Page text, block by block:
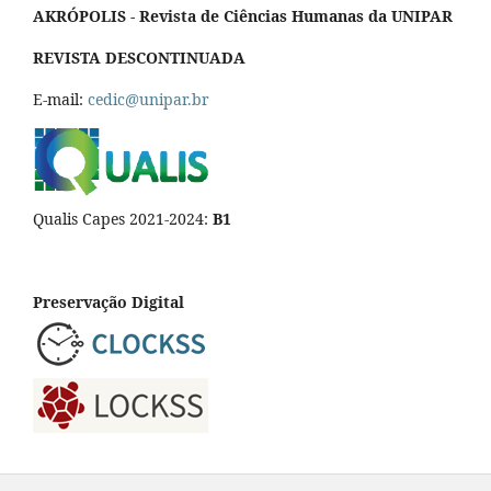
AKRÓPOLIS - Revista de Ciências Humanas da UNIPAR
REVISTA DESCONTINUADA
E-mail: cedic@unipar.br
Qualis Capes 2021-2024: B1
Preservação Digital